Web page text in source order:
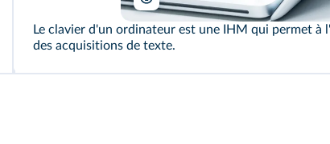
Le clavier d'un ordinateur est une IHM qui permet à
des acquisitions de texte.